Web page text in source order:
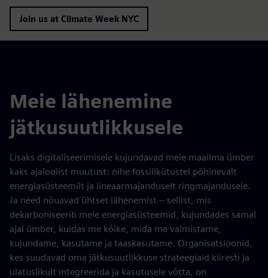
Join us at Climate Week NYC
Meie lähenemine
jätkusuutlikkusele
Lisaks digitaliseerimisele kujundavad meie maailma ümber
kaks ajaloolist muutust: nihe fossiilkütustel põhinevalt
energiasüsteemilt ja lineaarmajanduselt ringmajandusele.
Ja need nõuavad ühtset lähenemist – sellist, mis
dekarboniseerib meie energiasüsteemid, kujundades samal
ajal ümber, kuidas me kõike, mida me valmistame,
kujundame, kasutame ja taaskasutame. Organisatsioonid,
kes suudavad oma jätkusuutlikkuse strateegiaid kiiresti ja
ulatuslikult integreerida ja kasutusele võtta, on